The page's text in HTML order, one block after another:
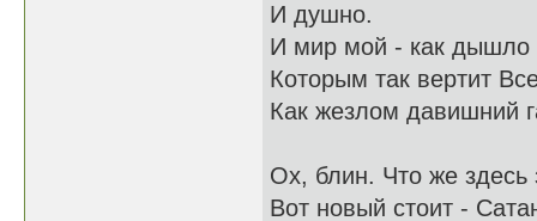
И душно.
И мир мой - как дышло
Которым так вертит
Как жезлом давишний
Ох, блин. Что же здесь
Вот новый стоит -